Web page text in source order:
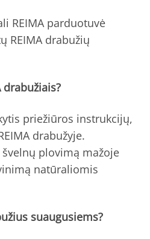
REIMA parduotuvė
REIMA drabužių
drabužiais?
priežiūros instrukcijų,
drabužyje.
plovimą mažoje
natūraliomis
suaugusiems?